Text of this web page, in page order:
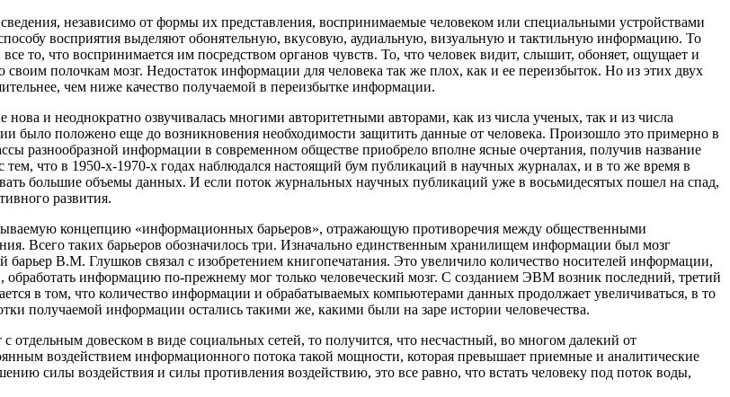
независимо от формы их представления, воспринимаемые человеком или специальными устройствами
восприятия выделяют обонятельную, вкусовую, аудиальную, визуальную и тактильную информацию. То
то, что воспринимается им посредством органов чувств. То, что человек видит, слышит, обоняет, ощущает и
полочкам мозг. Недостаток информации для человека так же плох, как и ее переизбыток. Но из этих двух
чем ниже качество получаемой в переизбытке информации.
и неоднократно озвучивалась многими авторитетными авторами, как из числа ученых, так и из числа
было положено еще до возникновения необходимости защитить данные от человека. Произошло это примерно в
разнообразной информации в современном обществе приобрело вполне ясные очертания, получив название
что в 1950-х-1970-х годах наблюдался настоящий бум публикаций в научных журналах, и в то же время в
большие объемы данных. И если поток журнальных научных публикаций уже в восьмидесятых пошел на спад,
развития.
концепцию «информационных барьеров», отражающую противоречия между общественными
Всего таких барьеров обозначилось три. Изначально единственным хранилищем информации был мозг
В.М. Глушков связал с изобретением книгопечатания. Это увеличило количество носителей информации,
обработать информацию по-прежнему мог только человеческий мозг. С созданием ЭВМ возник последний, третий
в том, что количество информации и обрабатываемых компьютерами данных продолжает увеличиваться, в то
получаемой информации остались такими же, какими были на заре истории человечества.
довеском в виде социальных сетей, то получится, что несчастный, во многом далекий от
воздействием информационного потока такой мощности, которая превышает приемные и аналитические
силы воздействия и силы противления воздействию, это все равно, что встать человеку под поток воды,